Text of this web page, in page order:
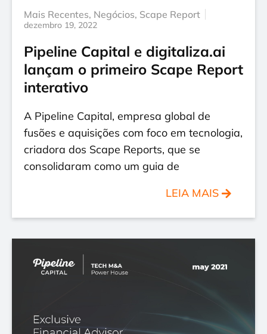
Mais Recentes, Negócios, Scape Report
dezembro 19, 2022
Pipeline Capital e digitaliza.ai
lançam o primeiro Scape Report
interativo
A Pipeline Capital, empresa global de
fusões e aquisições com foco em tecnologia,
criadora dos Scape Reports, que se
consolidaram como um guia de
LEIA MAIS